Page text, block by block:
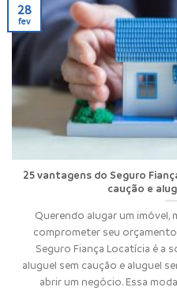
25 vantagens do Seguro
caução e
Querendo alugar um imóvel,
comprometer seu
Seguro Fiança Locatícia é a
aluguel sem caução e aluguel
abrir um negócio. Essa
28
fev